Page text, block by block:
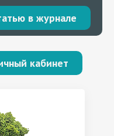
в журнале
кабинет